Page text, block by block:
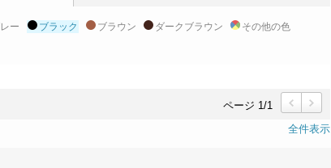
ー ブラック ブラウン ダークブラウン
その他の色
ページ 1/1
前
次
全件表示